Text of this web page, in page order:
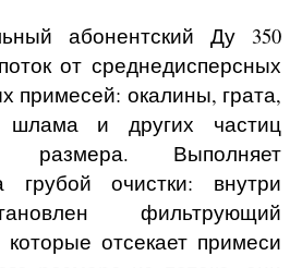
абонентский Ду 350
от среднедисперсных
примесей: окалины, грата,
шлама и других частиц
размера. Выполняет
очистки: внутри
фильтрующий
отсекает примеси